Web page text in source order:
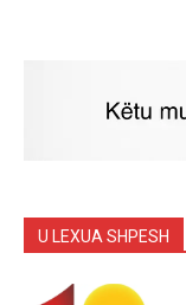
U LEXUA SHPESH